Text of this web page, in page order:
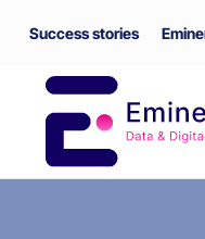
Success stories